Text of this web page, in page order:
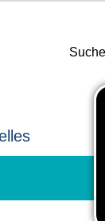
Suche